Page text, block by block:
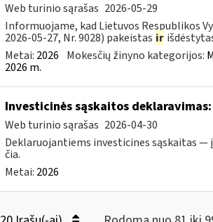
Web turinio sąrašas 2026-05-29
Informuojame, kad Lietuvos Respublikos
2026-05-27, Nr. 9028) pakeistas ir
Metai: 2026 Mokesčių žinyno kategorijos:
2026 m.
Investicinės sąskaitos
Web turinio sąrašas 2026-04-30
Deklaruojantiems investicines sąskaitas
čia.
Metai: 2026